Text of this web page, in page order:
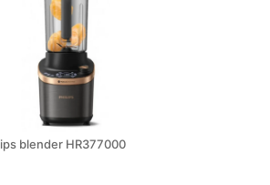
blender HR377000